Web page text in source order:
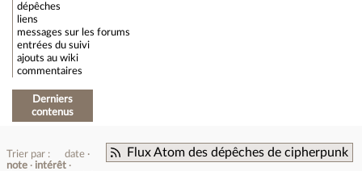
dépêches
liens
messages sur les forums
entrées du suivi
ajouts au wiki
commentaires
Derniers
contenus
Flux Atom des dépêches de cipherpunk
Trier par :
date
note
intérêt